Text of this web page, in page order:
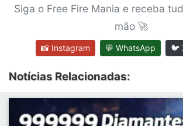
Siga o Free Fire Mania e receba
mão 🚀
📸 Instagram 💬 WhatsApp 🐦
Notícias Relacionadas: